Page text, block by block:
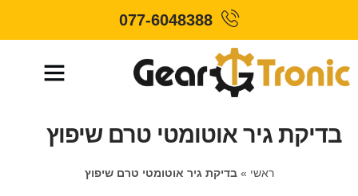
077-6048388
בדיקת גיר אוטומטי טרם שיפוץ
ראשי »בדיקת גיר אוטומטי טרם שיפוץ